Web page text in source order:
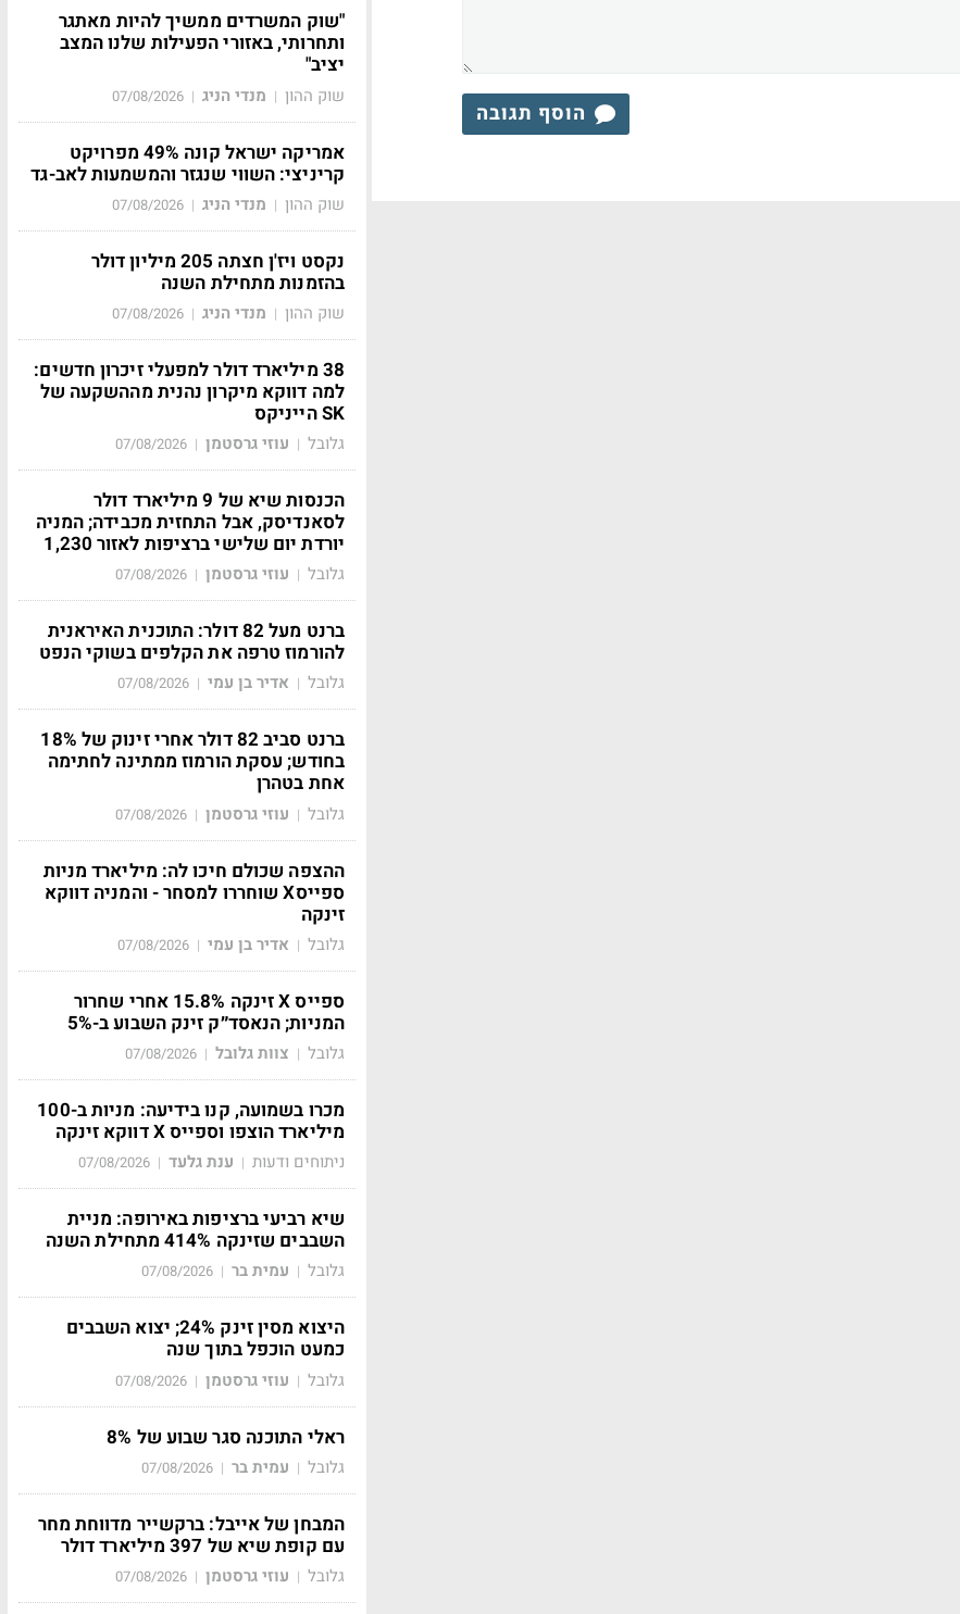
הוסף תגובה
"שוק המשרדים ממשיך להיות מאתגר
ותחרותי, באזורי הפעילות שלנו המצב
יציב"
שוק ההון | מנדי הניג |
07/08/2026
אמריקה ישראל קונה 49% מפרויקט
קריניצי: השווי שנגזר והמשמעות לאב-גד
שוק ההון | מנדי הניג |
07/08/2026
נקסט ויז'ן חצתה 205 מיליון דולר
בהזמנות מתחילת השנה
שוק ההון | מנדי הניג |
07/08/2026
38 מיליארד דולר למפעלי זיכרון חדשים:
למה דווקא מיקרון נהנית מההשקעה של
SK הייניקס
גלובל | עוזי גרסטמן |
07/08/2026
הכנסות שיא של 9 מיליארד דולר
לסאנדיסק, אבל התחזית מכבידה; המניה
יורדת יום שלישי ברציפות לאזור 1,230
גלובל | עוזי גרסטמן |
07/08/2026
ברנט מעל 82 דולר: התוכנית האיראנית
להורמוז טרפה את הקלפים בשוקי הנפט
גלובל | אדיר בן עמי |
07/08/2026
ברנט סביב 82 דולר אחרי זינוק של 18%
בחודש; עסקת הורמוז ממתינה לחתימה
אחת בטהרן
גלובל | עוזי גרסטמן |
07/08/2026
ההצפה שכולם חיכו לה: מיליארד מניות
ספייסX שוחררו למסחר - והמניה דווקא
זינקה
גלובל | אדיר בן עמי |
07/08/2026
ספייס X זינקה 15.8% אחרי שחרור
המניות; הנאסד״ק זינק השבוע ב-5%
גלובל | צוות גלובל |
07/08/2026
מכרו בשמועה, קנו בידיעה: מניות ב-100
מיליארד הוצפו וספייס X דווקא זינקה
ניתוחים ודעות | ענת גלעד |
07/08/2026
שיא רביעי ברציפות באירופה: מניית
השבבים שזינקה 414% מתחילת השנה
גלובל | עמית בר |
07/08/2026
היצוא מסין זינק 24%; יצוא השבבים
כמעט הוכפל בתוך שנה
גלובל | עוזי גרסטמן |
07/08/2026
ראלי התוכנה סגר שבוע של 8%
גלובל | עמית בר |
07/08/2026
המבחן של אייבל: ברקשייר מדווחת מחר
עם קופת שיא של 397 מיליארד דולר
גלובל | עוזי גרסטמן |
07/08/2026